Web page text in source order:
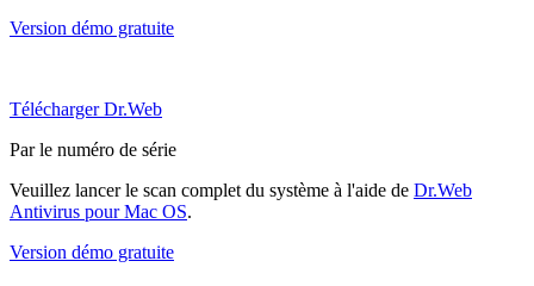
Version démo gratuite
Télécharger Dr.Web
Par le numéro de série
Veuillez lancer le scan complet du système à l'aide de Dr.Web
Antivirus pour Mac OS.
Version démo gratuite